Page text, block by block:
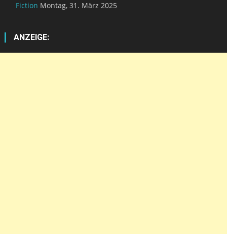
Fiction Montag, 31. März 2025
ANZEIGE: